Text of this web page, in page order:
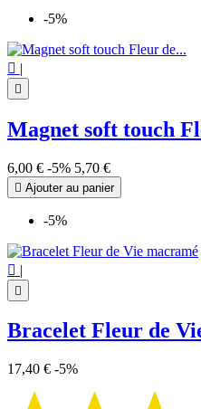
-5%
 |

Magnet soft touch
6,00 € -5% 5,70 €
 Ajouter au panier
-5%
 |

Bracelet Fleur de
17,40 € -5%